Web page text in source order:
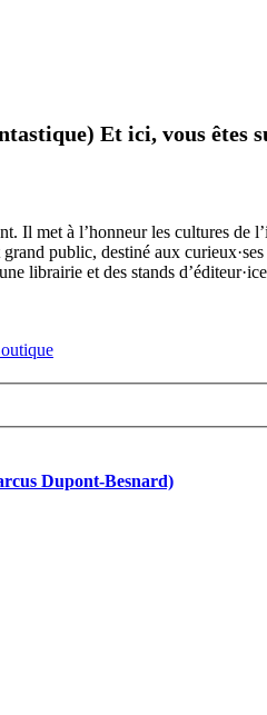
Et ici, vous êtes
Il met à l’honneur les cultures de
public, destiné aux
librairie et des stands
Dupont-Besnard)